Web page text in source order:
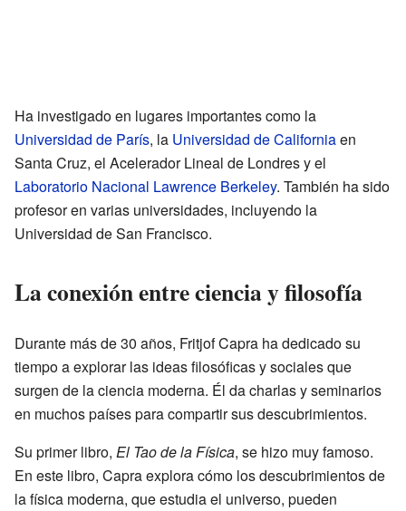
Ha investigado en lugares importantes como la
Universidad de París, la Universidad de Californiaen
Santa Cruz, el Acelerador Lineal de Londres y el
Laboratorio Nacional Lawrence Berkeley. También ha sido
profesor en varias universidades, incluyendo la
Universidad de San Francisco.
La conexión entre ciencia y filosofía
Durante más de 30 años, Fritjof Capra ha dedicado su
tiempo a explorar las ideas filosóficas y sociales que
surgen de la ciencia moderna. Él da charlas y seminarios
en muchos países para compartir sus descubrimientos.
Su primer libro, El Tao de la Física, se hizo muy famoso.
En este libro, Capra explora cómo los descubrimientos de
la física moderna, que estudia el universo, pueden